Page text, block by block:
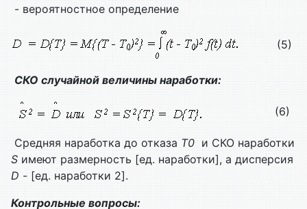
- вероятностное определение
(5)
СКО случайной величины наработки:
(6)
Средняя наработка до отказа T0 и СКО наработки
S имеют размерность [ед. наработки], а дисперсия
D - [ед. наработки 2].
Контрольные вопросы: